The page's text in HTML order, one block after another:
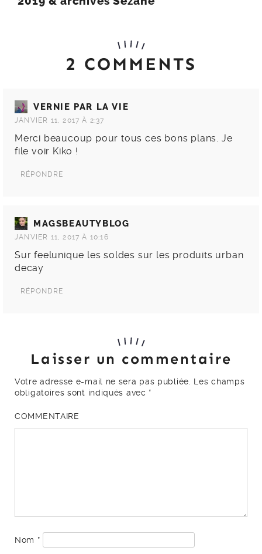
2 COMMENTS
VERNIE PAR LA VIE
JANVIER 11, 2017 À 2:37
Merci beaucoup pour tous ces bons plans. Je
file voir Kiko !
RÉPONDRE
MAGSBEAUTYBLOG
JANVIER 11, 2017 À 10:16
Sur feelunique les soldes sur les produits urban
decay
RÉPONDRE
Laisser un commentaire
Votre adresse e-mail ne sera pas publiée.
Les champs
obligatoires sont indiqués avec *
COMMENTAIRE
Nom *